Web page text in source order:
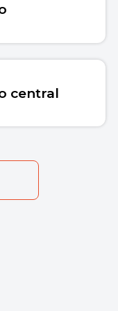
central